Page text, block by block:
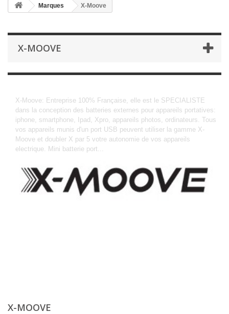
Marques X-Moove
X-MOOVE
X-Moove: Entreprise 100% Française, elle est le SPECIALISTE
dans la conception des batteries externes pour appareils portatives:
iphone, smartphone, Ipad, Xpro, appareils photos, ordinateurs. Tous
vos appareils munis d'un port USB peuvent utiliser la gamme X-
Moove et doubler X par 5 votre autonomie de vos appareils
electrique. Mini batterie port...
X-MOOVE